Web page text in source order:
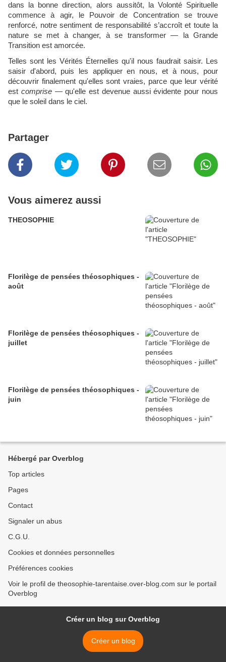
dans la bonne direction, alors aussitôt, la Volonté Spirituelle
commence à agir, le Pouvoir de Concentration se trouve
renforcé, notre sentiment de responsabilité s’accroît et toute la
nature se met à changer, à se transformer — la Grande
Transition est amorcée.
Telles sont les Vérités Éternelles qu'il nous faudrait saisir. Les
saisir d'abord, puis les appliquer en nous, et à nous, pour
découvrir finalement qu'elles sont vraies, parce que leur vérité
est comprise — qu'elle est devenue aussi évidente pour nous
que le soleil dans le ciel.
Partager
Vous aimerez aussi
THEOSOPHIE
Florilège de pensées théosophiques -
août
Florilège de pensées théosophiques -
juillet
Florilège de pensées théosophiques -
juin
Hébergé par Overblog
Top articles
Pages
Contact
Signaler un abus
C.G.U.
Cookies et données personnelles
Préférences cookies
Voir le profil de theosophie-tarentaise.over-blog.com sur le portail
Overblog
Créer un blog sur Overblog
Créer un blog